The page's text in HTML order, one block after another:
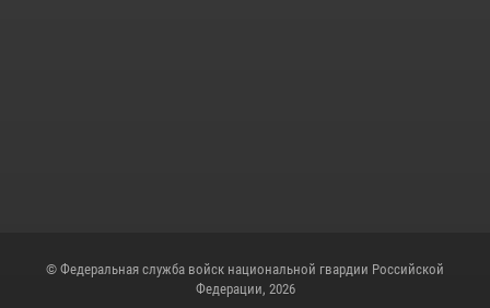
© Федеральная служба войск национальной гвардии Российской
Федерации, 2026